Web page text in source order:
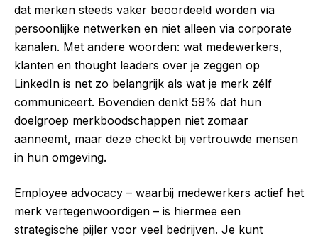
dat merken steeds vaker beoordeeld worden via
persoonlijke netwerken en niet alleen via corporate
kanalen. Met andere woorden: wat medewerkers,
klanten en thought leaders over je zeggen op
LinkedIn is net zo belangrijk als wat je merk zélf
communiceert. Bovendien denkt 59% dat hun
doelgroep merkboodschappen niet zomaar
aanneemt, maar deze checkt bij vertrouwde mensen
in hun omgeving.
Employee advocacy – waarbij medewerkers actief het
merk vertegenwoordigen – is hiermee een
strategische pijler voor veel bedrijven. Je kunt